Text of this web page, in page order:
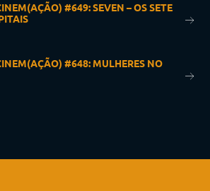
#649: SEVEN – OS SETE
#648: MULHERES NO